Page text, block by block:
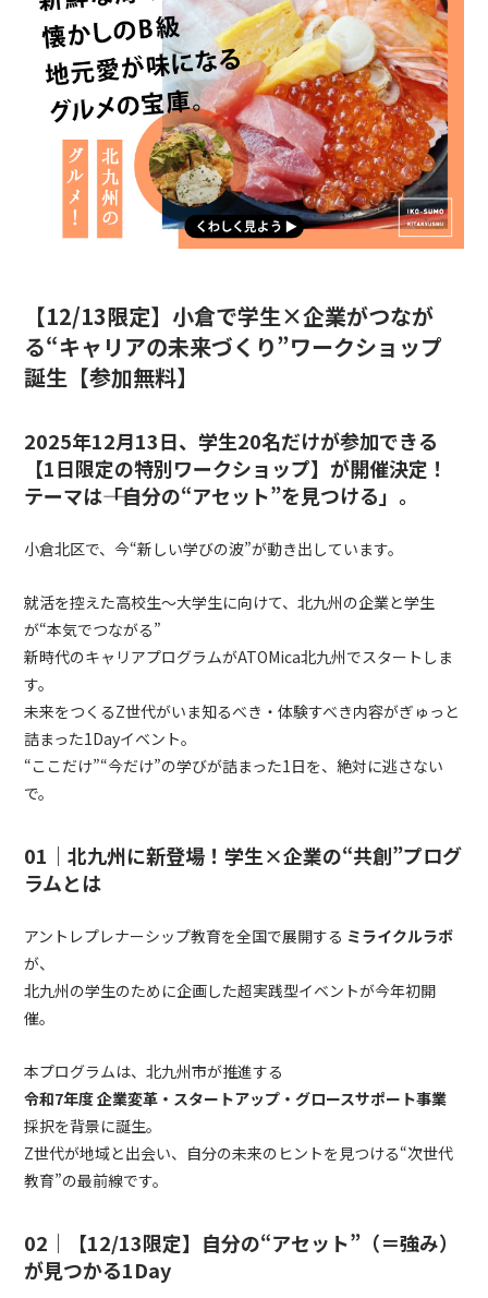
【12/13限定】小倉で学生×企業がつなが
る“キャリアの未来づくり”ワークショップ
誕生【参加無料】
2025年12月13日、学生20名だけが参加できる
【1日限定の特別ワークショップ】が開催決定！
テーマは――「自分の“アセット”を見つける」。
小倉北区で、今“新しい学びの波”が動き出しています。
就活を控えた高校生～大学生に向けて、北九州の企業と学生
が“本気でつながる”
新時代のキャリアプログラムがATOMica北九州でスタートしま
す。
未来をつくるZ世代がいま知るべき・体験すべき内容がぎゅっと
詰まった1Dayイベント。
“ここだけ”“今だけ”の学びが詰まった1日を、絶対に逃さない
で。
01｜北九州に新登場！学生×企業の“共創”プログ
ラムとは
アントレプレナーシップ教育を全国で展開する ミライクルラボ
が、
北九州の学生のために企画した超実践型イベントが今年初開
催。
本プログラムは、北九州市が推進する
令和7年度 企業変革・スタートアップ・グロースサポート事業
採択を背景に誕生。
Z世代が地域と出会い、自分の未来のヒントを見つける“次世代
教育”の最前線です。
02｜【12/13限定】自分の“アセット”（＝強み）
が見つかる1Day